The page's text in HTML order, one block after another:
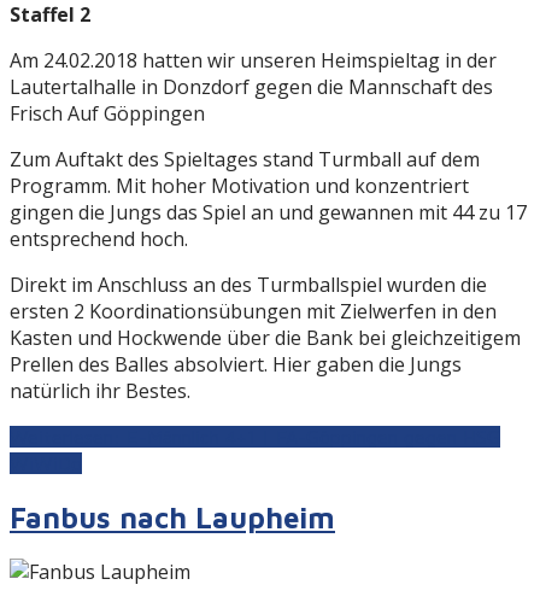
Staffel 2
Am 24.02.2018 hatten wir unseren Heimspieltag in der
Lautertalhalle in Donzdorf gegen die Mannschaft des
Frisch Auf Göppingen
Zum Auftakt des Spieltages stand Turmball auf dem
Programm. Mit hoher Motivation und konzentriert
gingen die Jungs das Spiel an und gewannen mit 44 zu 17
entsprechend hoch.
Direkt im Anschluss an des Turmballspiel wurden die
ersten 2 Koordinationsübungen mit Zielwerfen in den
Kasten und Hockwende über die Bank bei gleichzeitigem
Prellen des Balles absolviert. Hier gaben die Jungs
natürlich ihr Bestes.
Fanbus nach Laupheim